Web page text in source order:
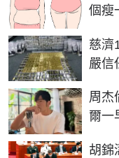
個瘦
慈濟
嚴信
周杰
爾一
胡錦